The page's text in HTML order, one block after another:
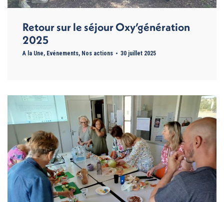
Retour sur le séjour Oxy’génération
2025
A la Une, Evénements, Nos actions 30 juillet 2025